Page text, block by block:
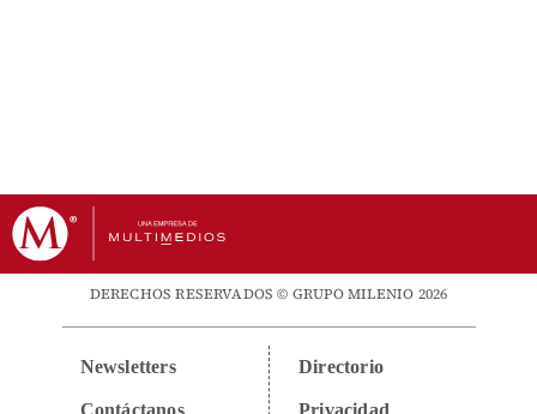
DERECHOS RESERVADOS © GRUPO MILENIO 2026
Newsletters
Contáctanos
Directorio
Privacidad